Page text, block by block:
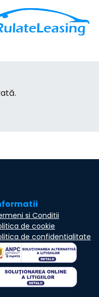
si Conditii
de cookie
de confidentialitate